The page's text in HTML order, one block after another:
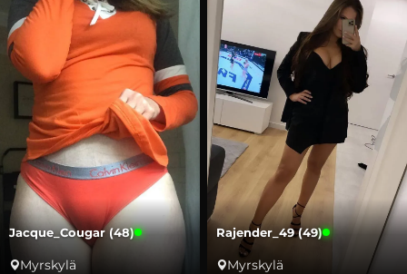
Jacque_Cougar (48)
Myrskylä
Rajender_49 (49)
Myrskylä